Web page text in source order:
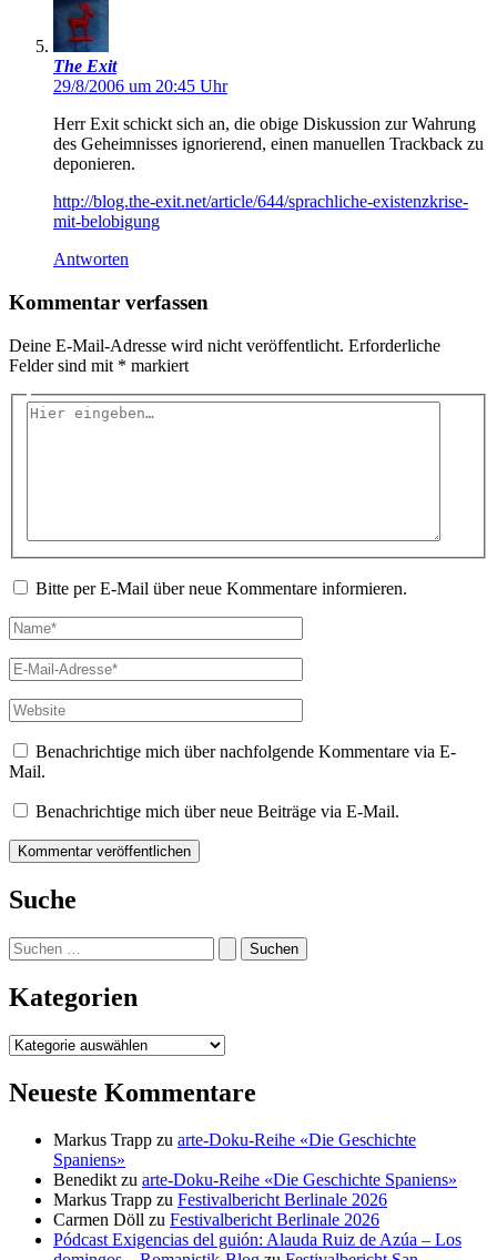
The Exit
29/8/2006 um 20:45 Uhr
Herr Exit schickt sich an, die obige Diskussion zur Wahrung
des Geheimnisses ignorierend, einen manuellen Trackback zu
deponieren.
http://blog.the-exit.net/article/644/sprachliche-existenzkrise-
mit-belobigung
Antworten
Kommentar verfassen
Deine E-Mail-Adresse wird nicht veröffentlicht. Erforderliche
Felder sind mit * markiert
Hier
Bitte per E-Mail über neue Kommentare informieren.
Name*
E-
Mail-
Adresse*
Website
Benachrichtige mich über nachfolgende Kommentare via E-
Mail.
Benachrichtige mich über neue Beiträge via E-Mail.
Suche
Suchen
nach:
Kategorien
Kategorien
Neueste Kommentare
Markus Trapp zu arte-Doku-Reihe «Die Geschichte
Spaniens»
Benedikt zu arte-Doku-Reihe «Die Geschichte Spaniens»
Markus Trapp zu Festivalbericht Berlinale 2026
Carmen Döll zu Festivalbericht Berlinale 2026
Pódcast Exigencias del guión: Alauda Ruiz de Azúa – Los